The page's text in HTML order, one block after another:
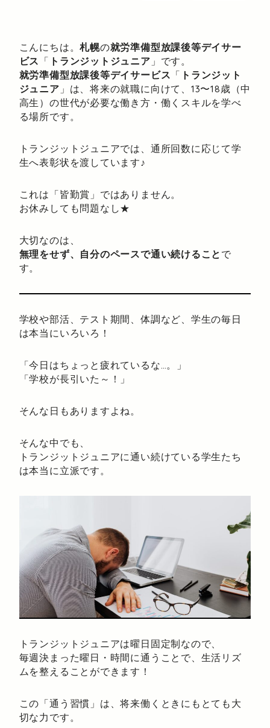
こんにちは。札幌の就労準備型放課後等デイサー
ビス 「 トランジットジュニア 」です。
就労準備型放課後等デイサービス 「 トランジット
ジュニア 」は、将来の就職に向けて、13〜18歳（中
高生）の世代が必要な働き方・働くスキルを学べ
る場所です。
トランジットジュニアでは、通所回数に応じて学
生へ表彰状を渡しています♪
これは「皆勤賞」ではありません。
お休みしても問題なし★
大切なのは、
無理をせず、自分のペースで通い続けること で
す。
学校や部活、テスト期間、体調など、学生の毎日
は本当にいろいろ！
「今日はちょっと疲れているな…。」
「学校が長引いた～！」
そんな日もありますよね。
そんな中でも、
トランジットジュニアに通い続けている学生たち
は本当に立派です。
トランジットジュニアは曜日固定制なので、
毎週決まった曜日・時間に通うことで、生活リズ
ムを整えることができます！
この「通う習慣」は、将来働くときにもとても大
切な力です。